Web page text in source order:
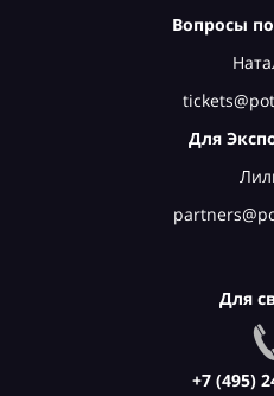
Вопросы
Для
Для
+7 (495)